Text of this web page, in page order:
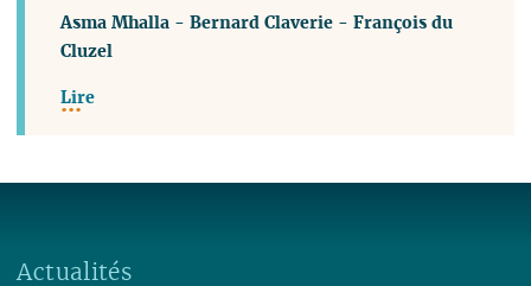
Asma Mhalla -Bernard Claverie -François du
Cluzel
Lire
Actualités